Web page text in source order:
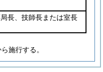
長、技師長または室長
施行する。